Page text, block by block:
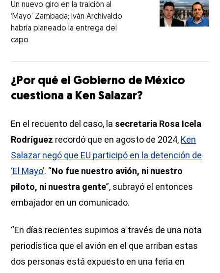
Un nuevo giro en la traición al
‘Mayo’ Zambada; Iván Archivaldo
habría planeado la entrega del
capo
¿Por qué el Gobierno de México
cuestiona a Ken Salazar?
En el recuento del caso, la secretaria Rosa Icela
Rodríguez recordó que en agosto de 2024, Ken
Salazar negó que EU participó en la detención de
‘El Mayo’. “No fue nuestro avión, ni nuestro
piloto, ni nuestra gente”, subrayó el entonces
embajador en un comunicado.
“En días recientes supimos a través de una nota
periodística que el avión en el que arriban estas
dos personas está expuesto en una feria en